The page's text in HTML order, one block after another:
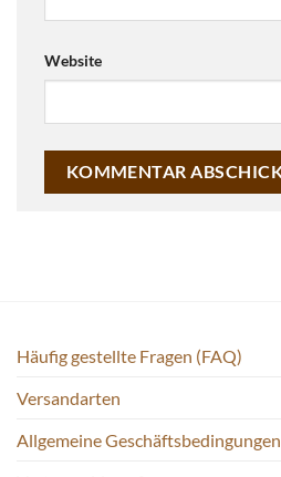
Website
Häufig gestellte Fragen (FAQ)
Versandarten
Allgemeine Geschäftsbedingungen